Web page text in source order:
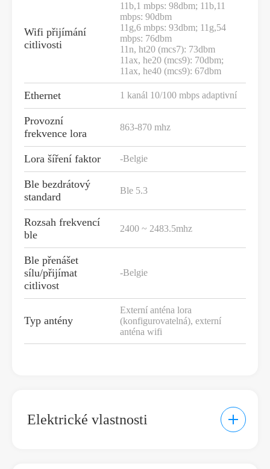
Wifi přijímání
citlivosti
11b,1 mbps: 98dbm; 11b,11
mbps: 90dbm
11g,6 mbps: 93dbm; 11g,54
mbps: 76dbm
11n, ht20 (mcs7): 73dbm
11ax, he20 (mcs9): 70dbm;
11ax, he40 (mcs9): 67dbm
Ethernet 1 kanál 10/100 mbps adaptivní
Provozní
frekvence lora
863-870 mhz
Lora šíření faktor -Belgie
Ble bezdrátový
standard
Ble 5.3
Rozsah frekvencí
ble
2400 ~ 2483.5mhz
Ble přenášet
sílu/přijímat
citlivost
-Belgie
Typ antény
Externí anténa lora
(konfigurovatelná), externí
anténa wifi
Elektrické vlastnosti